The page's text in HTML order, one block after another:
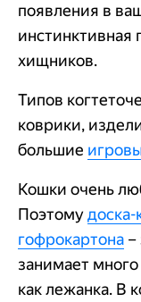
появления в
инстинктивная
хищников.
Типов
коврики,
большие
Кошки очень
Поэтомудоска-
гофрокартона –
занимает
как лежанка. В